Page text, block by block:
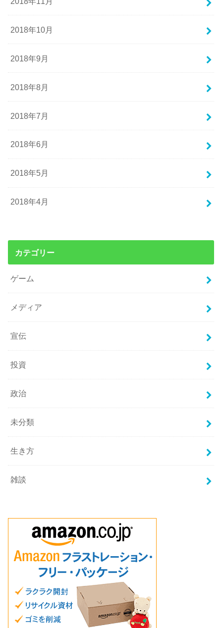
2018年10月
2018年9月
2018年8月
2018年7月
2018年6月
2018年5月
2018年4月
カテゴリー
ゲーム
メディア
宣伝
投資
政治
未分類
生き方
雑談